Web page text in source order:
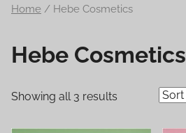
Home / Hebe Cosmetics
Hebe Cosmetics
Showing all 3 results